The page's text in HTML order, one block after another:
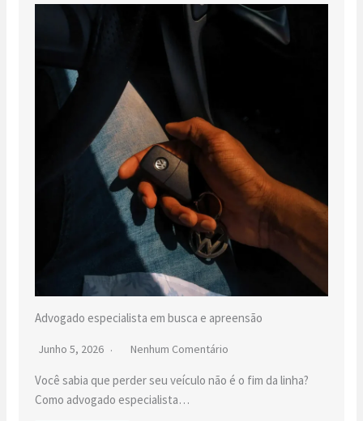
Advogado especialista em busca e apreensão
Junho 5, 2026 Nenhum Comentário
Você sabia que perder seu veículo não é o fim da linha?
Como advogado especialista…